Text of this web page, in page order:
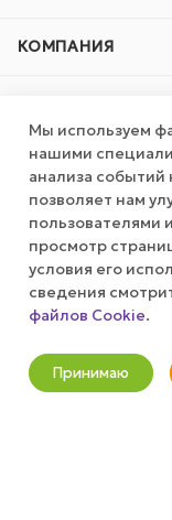
КОМПАНИЯ
КАК СДЕЛАТЬ
Мы используем
нашими
анализа
позволяет нам
пользователями
просмотр
условия его
сведения
файлов Cookie.
Принимаю